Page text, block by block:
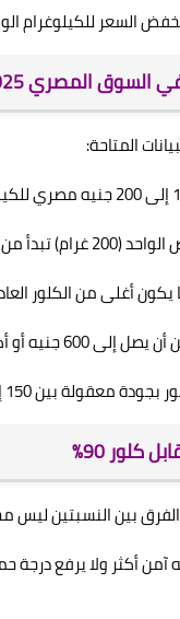
السعر للكيلوغرام
السوق المصري 2025
المتاحة:
حسب نوع المنتج والعلامة التجارية.
بين النسبتين ليس
لكنه آمن أكثر ولا